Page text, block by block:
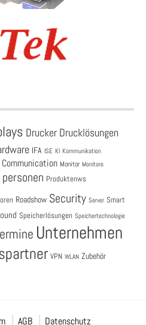
Drucker Drucklösungen
IFA ISE KI Kommunikation
Monitor Monitore
personen Produktenws
Roadshow Security Server Smart
Speicherlösungen Speichertechnologie
Unternehmen
VPN WLAN Zubehör
AGB Datenschutz